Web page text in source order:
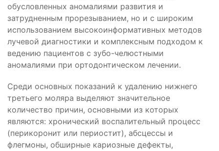
обусловленных аномалиями развития и
затрудненным прорезыванием, но и с широким
использованием высокоинформативных методов
лучевой диагностики и комплексным подходом к
ведению пациентов с зубо-челюстными
аномалиями при ортодонтическом лечении.
Среди основных показаний к удалению нижнего
третьего моляра выделяют значительное
количество причин, основными из которых
являются: хронический воспалительный процесс
(перикоронит или периостит), абсцессы и
флегмоны, обширные кариозные дефекты,